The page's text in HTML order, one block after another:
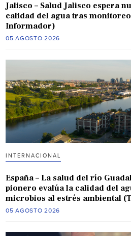
Jalisco – Salud Jalisco espera
calidad del agua tras
Informador)
05 AGOSTO 2026
INTERNACIONAL
España – La salud del río
pionero evalúa la calidad del
microbios al estrés ambiental
05 AGOSTO 2026